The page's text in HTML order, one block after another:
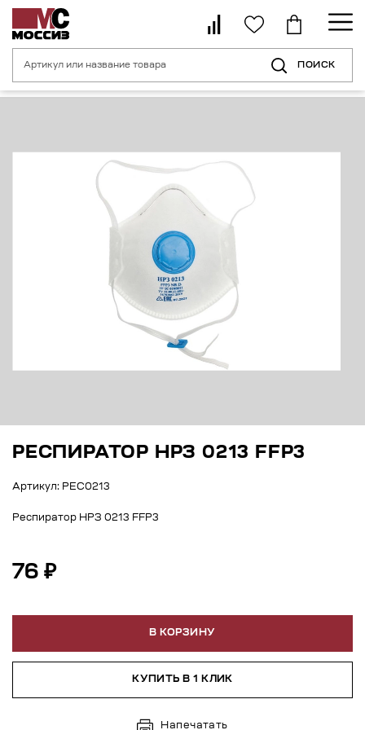
ПОИСК
Главная страница Средства индивидуальной защиты
РЕСПИРАТОР НРЗ 0213 FFP3
Артикул: РЕС0213
Респиратор НРЗ 0213 FFP3
76 ₽
В КОРЗИНУ
КУПИТЬ В 1 КЛИК
Напечатать